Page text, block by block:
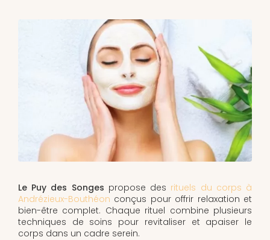
Le Puy des Songes propose des rituels du corps à
Andrézieux-Bouthéon conçus pour offrir relaxation et
bien-être complet. Chaque rituel combine plusieurs
techniques de soins pour revitaliser et apaiser le
corps dans un cadre serein.